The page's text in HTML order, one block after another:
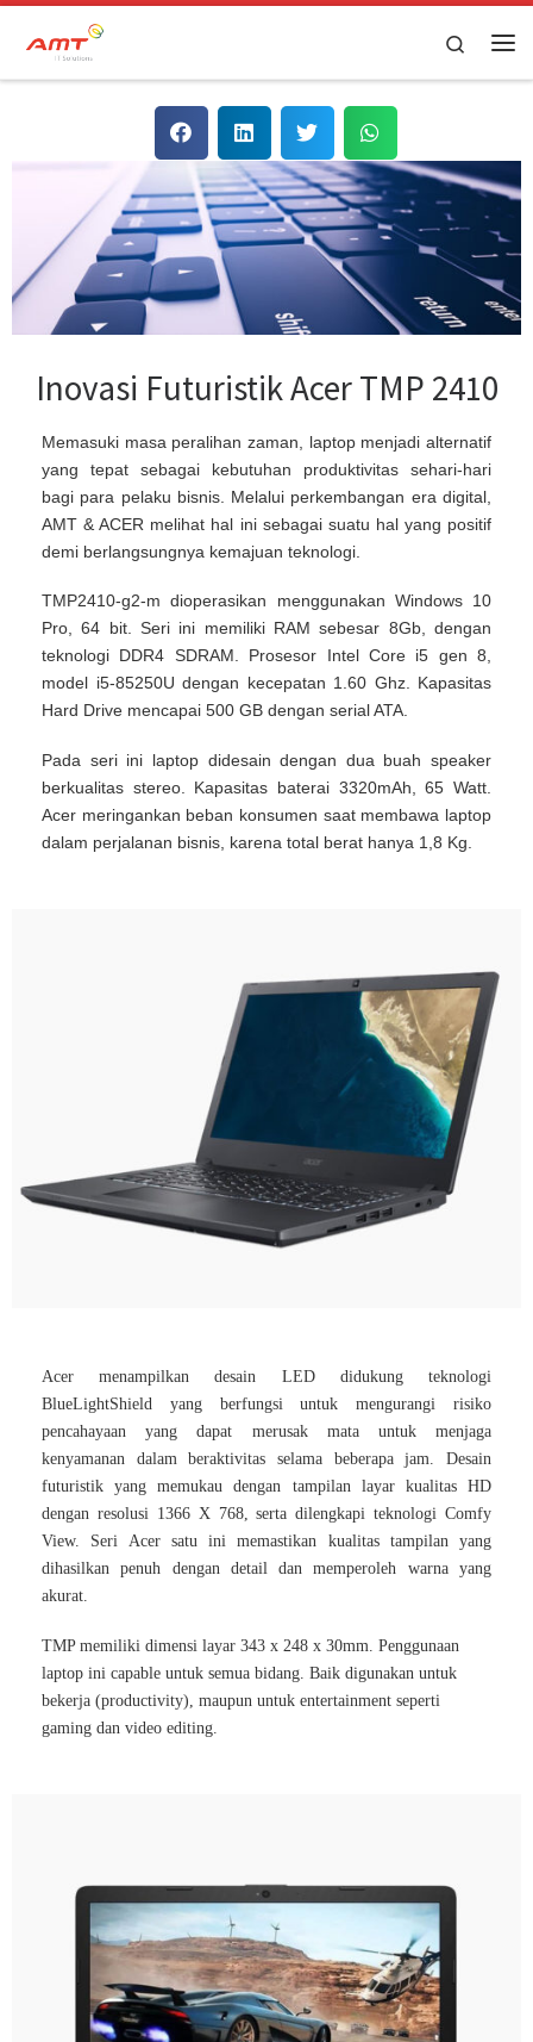
Skip to content Search
Inovasi Futuristik Acer TMP 2410
Memasuki masa peralihan zaman, laptop menjadi alternatif
yang tepat sebagai kebutuhan produktivitas sehari-hari
bagi para pelaku bisnis. Melalui perkembangan era digital,
AMT & ACER melihat hal ini sebagai suatu hal yang positif
demi berlangsungnya kemajuan teknologi.
TMP2410-g2-m dioperasikan menggunakan Windows 10
Pro, 64 bit. Seri ini memiliki RAM sebesar 8Gb, dengan
teknologi DDR4 SDRAM. Prosesor Intel Core i5 gen 8,
model i5-85250U dengan kecepatan 1.60 Ghz. Kapasitas
Hard Drive mencapai 500 GB dengan serial ATA.
Pada seri ini laptop didesain dengan dua buah speaker
berkualitas stereo. Kapasitas baterai 3320mAh, 65 Watt.
Acer meringankan beban konsumen saat membawa laptop
dalam perjalanan bisnis, karena total berat hanya 1,8 Kg.
Acer menampilkan desain LED didukung teknologi
BlueLightShield yang berfungsi untuk mengurangi risiko
pencahayaan yang dapat merusak mata untuk menjaga
kenyamanan dalam beraktivitas selama beberapa jam. Desain
futuristik yang memukau dengan tampilan layar kualitas HD
dengan resolusi 1366 X 768, serta dilengkapi teknologi Comfy
View. Seri Acer satu ini memastikan kualitas tampilan yang
dihasilkan penuh dengan detail dan memperoleh warna yang
akurat.
TMP memiliki dimensi layar 343 x 248 x 30mm. Penggunaan
laptop ini capable untuk semua bidang. Baik digunakan untuk
bekerja (productivity), maupun untuk entertainment seperti
gaming dan video editing.